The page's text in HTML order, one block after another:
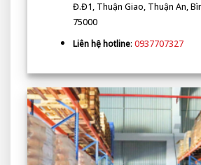
Đ.Đ1, Thuận Giao, Thuận An,
75000
Liên hệ hotline:0937707327